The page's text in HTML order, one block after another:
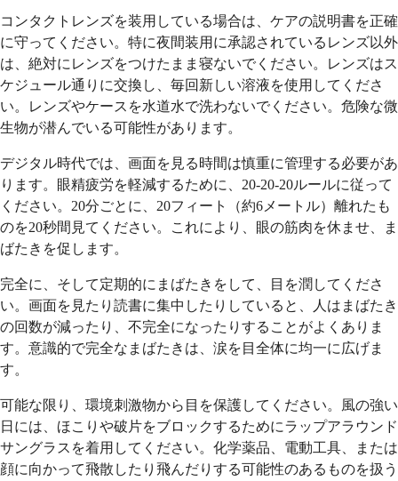
コンタクトレンズを装用している場合は、ケアの説明書を正確
に守ってください。特に夜間装用に承認されているレンズ以外
は、絶対にレンズをつけたまま寝ないでください。レンズはス
ケジュール通りに交換し、毎回新しい溶液を使用してくださ
い。レンズやケースを水道水で洗わないでください。危険な微
生物が潜んでいる可能性があります。
デジタル時代では、画面を見る時間は慎重に管理する必要があ
ります。眼精疲労を軽減するために、20-20-20ルールに従って
ください。20分ごとに、20フィート（約6メートル）離れたも
のを20秒間見てください。これにより、眼の筋肉を休ませ、ま
ばたきを促します。
完全に、そして定期的にまばたきをして、目を潤してくださ
い。画面を見たり読書に集中したりしていると、人はまばたき
の回数が減ったり、不完全になったりすることがよくありま
す。意識的で完全なまばたきは、涙を目全体に均一に広げま
す。
可能な限り、環境刺激物から目を保護してください。風の強い
日には、ほこりや破片をブロックするためにラップアラウンド
サングラスを着用してください。化学薬品、電動工具、または
顔に向かって飛散したり飛んだりする可能性のあるものを扱う